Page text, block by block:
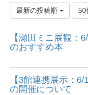
最新の投稿順 50
【瀬田ミニ展観：
のおすすめ本
【3館連携展示：
の開催について